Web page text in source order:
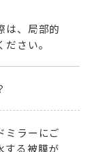
は、局部的
さい。
ミラーにご
する被膜が